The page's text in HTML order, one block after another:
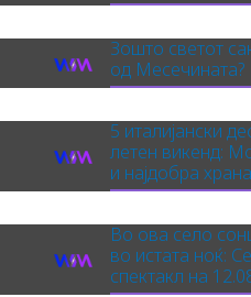
Зошто светот
од Месечината?
5 италијански
летен викенд:
и најдобра храна
Во ова село
во истата ноќ:
спектакл на